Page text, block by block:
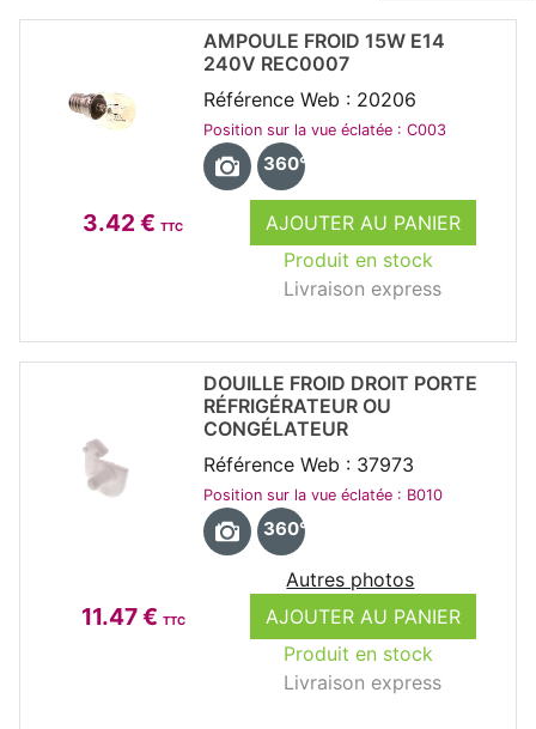
3.42 € TTC
AJOUTER AU PANIER
Produit en stock
Livraison express
AMPOULE FROID 15W E14
240V REC0007
Référence Web : 20206
Position sur la vue éclatée : C003
360°
11.47 € TTC
AJOUTER AU PANIER
Produit en stock
Livraison express
DOUILLE FROID DROIT PORTE
RÉFRIGÉRATEUR OU
CONGÉLATEUR
Référence Web : 37973
Position sur la vue éclatée : B010
360°
Autres photos